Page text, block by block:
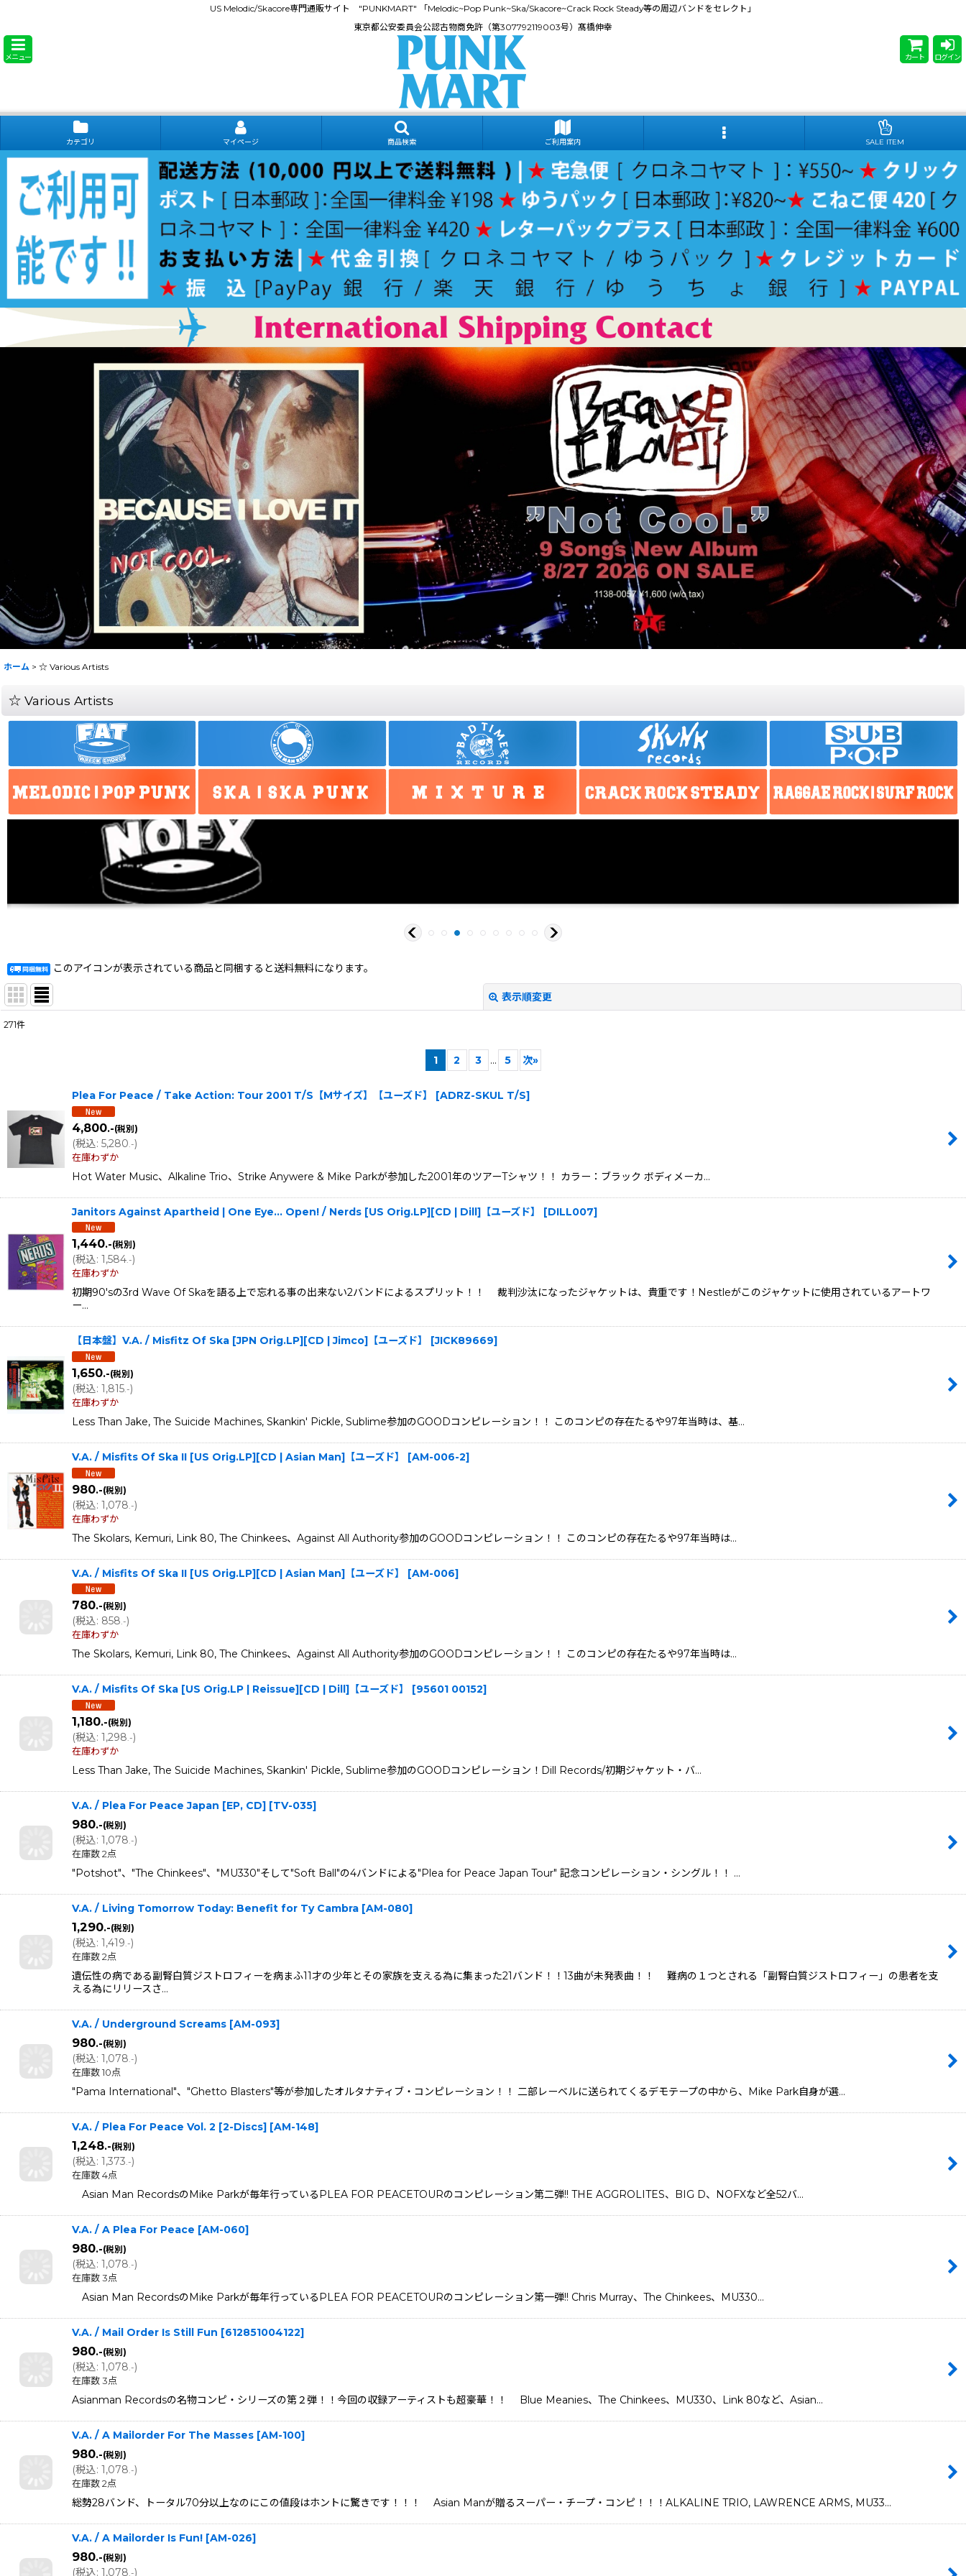
US Melodic/Skacore専門通販サイト "PUNKMART" 「Melodic~Pop Punk~Ska/Skacore~Crack Rock Steady等の周辺バンドをセレクト」
東京都公安委員会公認古物商免許（第307792119003号）髙橋伸幸
メニュー カート ログイン
カテゴリ マイページ 商品検索 ご利用案内 SALE ITEM
ホーム > ☆ Various Artists
☆ Various Artists
このアイコンが表示されている商品と同梱すると送料無料になります。
表示順変更
在庫あり
並び順
絞り込む
271件
1 2 3 ... 5 次»
Plea For Peace / Take Action: Tour 2001 T/S【Mサイズ】【ユーズド】 [ADRZ-SKUL T/S]
4,800.-(税別)
(税込: 5,280 .-)
在庫わずか
Hot Water Music、Alkaline Trio、Strike Anywere & Mike Parkが参加した2001年のツアーTシャツ！！ カラー：ブラック ボディメーカ…
Janitors Against Apartheid | One Eye... Open! / Nerds [US Orig.LP][CD | Dill]【ユーズド】 [DILL007]
1,440.-(税別)
(税込: 1,584.-)
在庫わずか
初期90'sの3rd Wave Of Skaを語る上で忘れる事の出来ない2バンドによるスプリット！！ 裁判沙汰になったジャケットは、貴重です！Nestleがこのジャケットに使用されているアートワ
ー…
【日本盤】V.A. / Misfitz Of Ska [JPN Orig.LP][CD | Jimco]【ユーズド】 [JICK89669]
1,650.-(税別)
(税込: 1,815 .-)
在庫わずか
Less Than Jake, The Suicide Machines, Skankin' Pickle, Sublime参加のGOODコンピレーション！！ このコンピの存在たるや97年当時は、基…
V.A. / Misfits Of Ska II [US Orig.LP][CD | Asian Man]【ユーズド】 [AM-006-2]
980.-(税別)
(税込: 1,078 .-)
在庫わずか
The Skolars, Kemuri, Link 80, The Chinkees、Against All Authority参加のGOODコンピレーション！！ このコンピの存在たるや97年当時は…
V.A. / Misfits Of Ska II [US Orig.LP][CD | Asian Man]【ユーズド】 [AM-006]
780.-(税別)
(税込: 858.-)
在庫わずか
The Skolars, Kemuri, Link 80, The Chinkees、Against All Authority参加のGOODコンピレーション！！ このコンピの存在たるや97年当時は…
V.A. / Misfits Of Ska [US Orig.LP | Reissue][CD | Dill]【ユーズド】 [95601 00152]
1,180.-(税別)
(税込: 1,298.-)
在庫わずか
Less Than Jake, The Suicide Machines, Skankin' Pickle, Sublime参加のGOODコンピレーション！Dill Records/初期ジャケット・バ…
V.A. / Plea For Peace Japan [EP, CD] [TV-035]
980.-(税別)
(税込: 1,078.-)
在庫数 2点
"Potshot"、"The Chinkees"、"MU330"そして"Soft Ball"の4バンドによる"Plea for Peace Japan Tour" 記念コンピレーション・シングル！！ …
V.A. / Living Tomorrow Today: Benefit for Ty Cambra [AM-080]
1,290.-(税別)
(税込: 1,419.-)
在庫数 2点
遺伝性の病である副腎白質ジストロフィーを病まふ11才の少年とその家族を支える為に集まった21バンド！！13曲が未発表曲！！ 難病の１つとされる「副腎白質ジストロフィー」の患者を支
える為にリリースさ…
V.A. / Underground Screams [AM-093]
980.-(税別)
(税込: 1,078.-)
在庫数 10点
"Pama International"、"Ghetto Blasters"等が参加したオルタナティブ・コンピレーション！！ 二部レーベルに送られてくるデモテープの中から、Mike Park自身が選…
V.A. / Plea For Peace Vol. 2 [2-Discs] [AM-148]
1,248.-(税別)
(税込: 1,373.-)
在庫数 4点
Asian Man RecordsのMike Parkが毎年行っているPLEA FOR PEACETOURのコンピレーション第二弾!! THE AGGROLITES、BIG D、NOFXなど全52バ…
V.A. / A Plea For Peace [AM-060]
980.-(税別)
(税込: 1,078.-)
在庫数 3点
Asian Man RecordsのMike Parkが毎年行っているPLEA FOR PEACETOURのコンピレーション第一弾!! Chris Murray、The Chinkees、MU330…
V.A. / Mail Order Is Still Fun [612851004122]
980.-(税別)
(税込: 1,078.-)
在庫数 3点
Asianman Recordsの名物コンピ・シリーズの第２弾！！今回の収録アーティストも超豪華！！ Blue Meanies、The Chinkees、MU330、Link 80など、Asian…
V.A. / A Mailorder For The Masses [AM-100]
980.-(税別)
(税込: 1,078.-)
在庫数 2点
総勢28バンド、トータル70分以上なのにこの値段はホントに驚きです！！！ Asian Manが贈るスーパー・チープ・コンピ！！！ALKALINE TRIO, LAWRENCE ARMS, MU33…
V.A. / A Mailorder Is Fun! [AM-026]
980.-(税別)
(税込: 1,078.-)